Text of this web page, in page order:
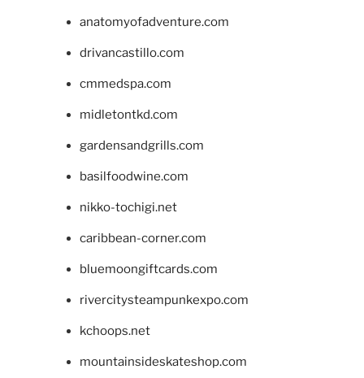
anatomyofadventure.com
drivancastillo.com
cmmedspa.com
midletontkd.com
gardensandgrills.com
basilfoodwine.com
nikko-tochigi.net
caribbean-corner.com
bluemoongiftcards.com
rivercitysteampunkexpo.com
kchoops.net
mountainsideskateshop.com